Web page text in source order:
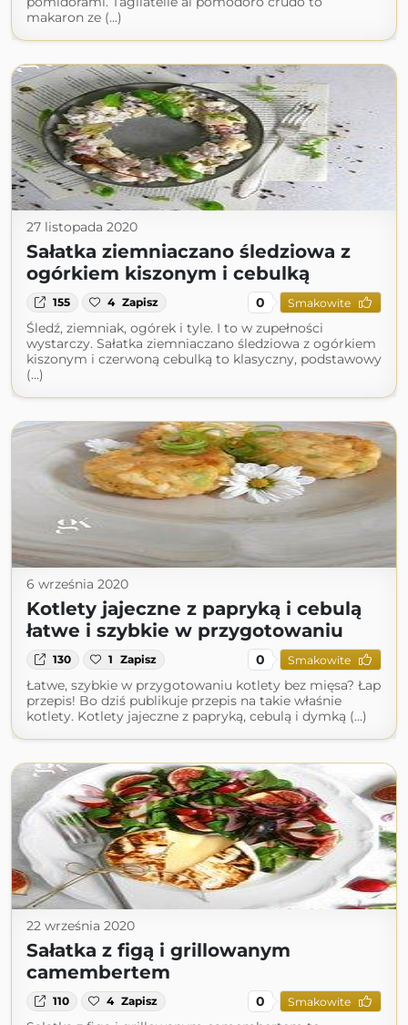
makaron ze (...)
27 listopada 2020
Sałatka ziemniaczano śledziowa z
ogórkiem kiszonym i cebulką
155 4 Zapisz 0 Smakowite
Śledź, ziemniak, ogórek i tyle. I to w zupełności
wystarczy. Sałatka ziemniaczano śledziowa z ogórkiem
kiszonym i czerwoną cebulką to klasyczny, podstawowy
(...)
6 września 2020
Kotlety jajeczne z papryką i cebulą
łatwe i szybkie w przygotowaniu
130 1 Zapisz 0 Smakowite
Łatwe, szybkie w przygotowaniu kotlety bez mięsa? Łap
przepis! Bo dziś publikuje przepis na takie właśnie
kotlety. Kotlety jajeczne z papryką, cebulą i dymką (...)
22 września 2020
Sałatka z figą i grillowanym
camembertem
110 4 Zapisz 0 Smakowite